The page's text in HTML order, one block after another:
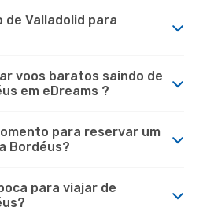
de Valladolid para
voos baratos saindo de
em eDreams ?
para reservar um
Bordéus?
para viajar de